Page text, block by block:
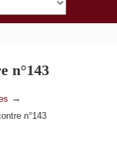
n°143
→
n°143